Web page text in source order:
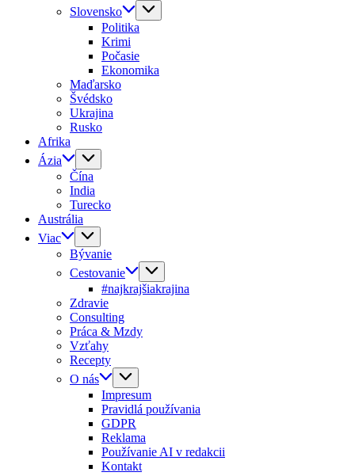
Slovensko
Politika
Krimi
Počasie
Ekonomika
Maďarsko
Švédsko
Ukrajina
Rusko
Afrika
Ázia
Čína
India
Turecko
Austrália
Viac
Bývanie
Cestovanie
#najkrajšiakrajina
Zdravie
Consulting
Práca & Mzdy
Vzťahy
Recepty
O nás
Impresum
Pravidlá používania
GDPR
Reklama
Používanie AI v redakcii
Kontakt